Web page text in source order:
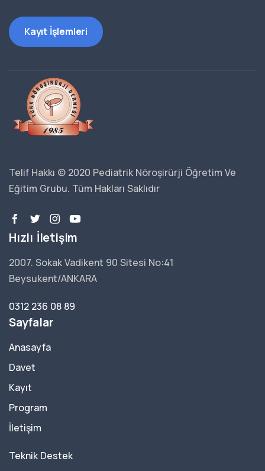
Kayıt İşlemleri
Telif Hakkı © 2020 Pediatrik Nöroşirürji Öğretim Ve
Eğitim Grubu. Tüm Hakları Saklıdır
Hızlı İletişim
2007. Sokak Vadikent 90 Sitesi No:41
Beysukent/ANKARA
0312 236 08 89
Sayfalar
Anasayfa
Davet
Kayıt
Program
İletişim
Teknik Destek